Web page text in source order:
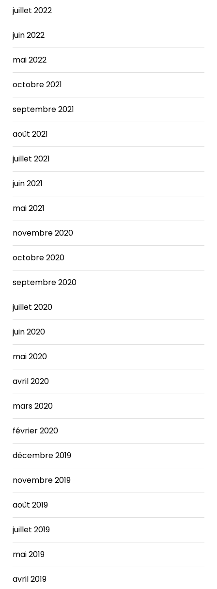
juillet 2022
juin 2022
mai 2022
octobre 2021
septembre 2021
août 2021
juillet 2021
juin 2021
mai 2021
novembre 2020
octobre 2020
septembre 2020
juillet 2020
juin 2020
mai 2020
avril 2020
mars 2020
février 2020
décembre 2019
novembre 2019
août 2019
juillet 2019
mai 2019
avril 2019